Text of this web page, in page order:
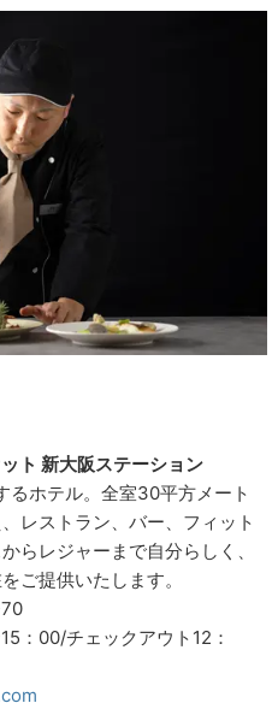
ト 新大阪ステーション
るホテル。全室30平方メート
レストラン、バー、フィット
らレジャーまで自分らしく、
ご提供いたします。
：00/チェックアウト12：